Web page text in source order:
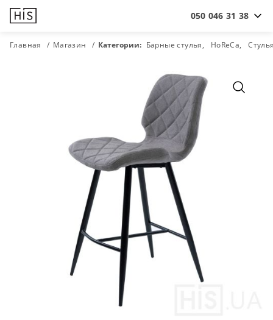
050 046 31 38
Главная Магазин Категории: Барные стулья HoReCa